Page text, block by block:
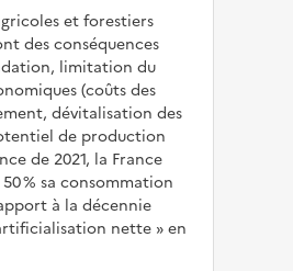
et forestiers
des conséquences
limitation du
(coûts des
dévitalisation des
de production
de 2021, la France
% sa consommation
à la décennie
nette en